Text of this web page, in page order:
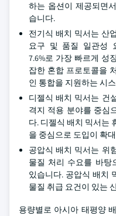
하는 옵션이 제공되면
습니다.
전기식 배치 믹서는 산
요구 및 품질 일관성
7.6%로 가장 빠르게 성
잡한 혼합 프로토콜을
인 통합을 지원하는 시
디젤식 배치 믹서는 건
격지 적용 분야를 중심
다. 디젤식 배치 믹서는
을 중심으로 도입이 확
공압식 배치 믹서는 위
물질 처리 수요를 바탕
있습니다. 공압식 배치
물질 취급 요건이 있는
용량별로 아시아 태평양